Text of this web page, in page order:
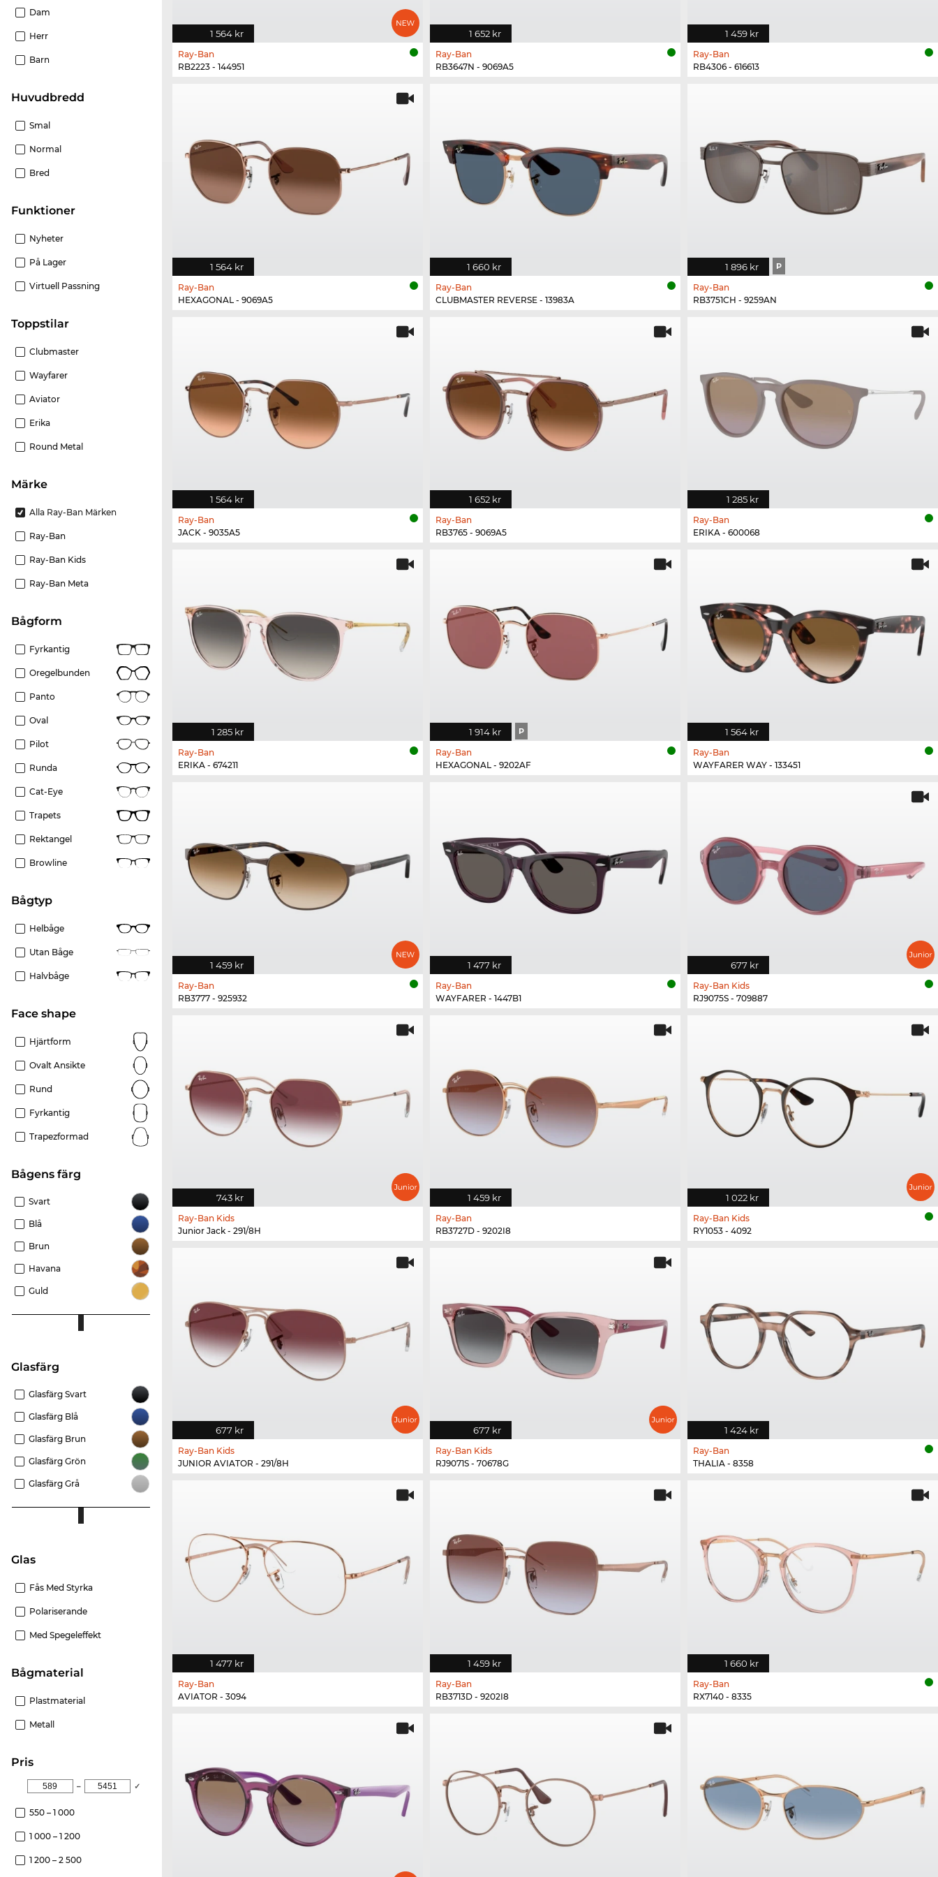
Dam
Herr
Barn
Huvudbredd
Smal
Normal
Bred
Funktioner
Nyheter
På Lager
Virtuell Passning
Toppstilar
Clubmaster
Wayfarer
Aviator
Erika
Round Metal
Märke
Alla Ray-Ban Märken
Ray-Ban
Ray-Ban Kids
Ray-Ban Meta
bågform
Fyrkantig
Oregelbunden
Panto
Oval
Pilot
Runda
Cat-Eye
Trapets
Rektangel
Browline
Bågtyp
Helbåge
Utan Båge
Halvbåge
Face shape
Hjärtform
Ovalt Ansikte
Rund
Fyrkantig
Trapezformad
Bågens färg
Svart
Blå
Brun
Havana
Guld
Glasfärg
Glasfärg Svart
Glasfärg Blå
Glasfärg Brun
Glasfärg Grön
Glasfärg Grå
Glas
Fås Med Styrka
Polariserande
Med Spegeleffekt
Bågmaterial
Plastmaterial
Metall
Pris
– ✓
550 – 1 000
1 000 – 1 200
1 200 – 2 500
1 564 kr
Ray-Ban
RB2223 - 144951
1 652 kr
Ray-Ban
RB3647N - 9069A5
1 459 kr
Ray-Ban
RB4306 - 616613
1 564 kr
Ray-Ban
HEXAGONAL - 9069A5
1 660 kr
Ray-Ban
CLUBMASTER REVERSE - 13983A
1 896 kr P
Ray-Ban
RB3751CH - 9259AN
1 564 kr
Ray-Ban
JACK - 9035A5
1 652 kr
Ray-Ban
RB3765 - 9069A5
1 285 kr
Ray-Ban
ERIKA - 600068
1 285 kr
Ray-Ban
ERIKA - 674211
1 914 kr P
Ray-Ban
HEXAGONAL - 9202AF
1 564 kr
Ray-Ban
WAYFARER WAY - 133451
1 459 kr
Ray-Ban
RB3777 - 925932
1 477 kr
Ray-Ban
WAYFARER - 1447B1
677 kr
Ray-Ban Kids
RJ9075S - 709887
743 kr
Ray-Ban Kids
Junior Jack - 291/8H
1 459 kr
Ray-Ban
RB3727D - 9202I8
1 022 kr
Ray-Ban Kids
RY1053 - 4092
677 kr
Ray-Ban Kids
JUNIOR AVIATOR - 291/8H
677 kr
Ray-Ban Kids
RJ9071S - 70678G
1 424 kr
Ray-Ban
THALIA - 8358
1 477 kr
Ray-Ban
AVIATOR - 3094
1 459 kr
Ray-Ban
RB3713D - 9202I8
1 660 kr
Ray-Ban
RX7140 - 8335